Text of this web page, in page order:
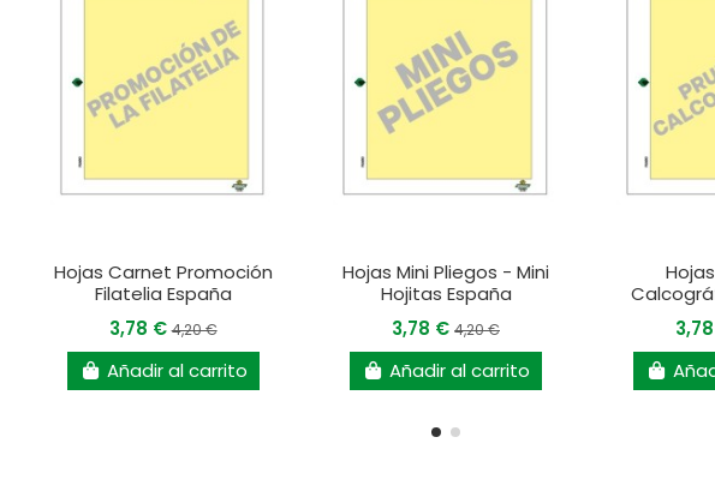
Hojas Carnet Promoción
Filatelia España
3,78 €4,20 €
Añadir al carrito
Hojas Mini Pliegos - Mini
Hojitas España
3,78 €4,20 €
Añadir al carrito